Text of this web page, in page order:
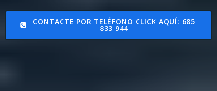
CONTACTE POR TELÉFONO CLICK AQUÍ: 685
833 944